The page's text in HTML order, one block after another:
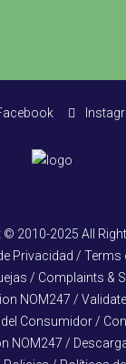
2010-2025 All
Privacidad / Terms
/ Complaints &
NOM247 /
Consumidor /
NOM247 /